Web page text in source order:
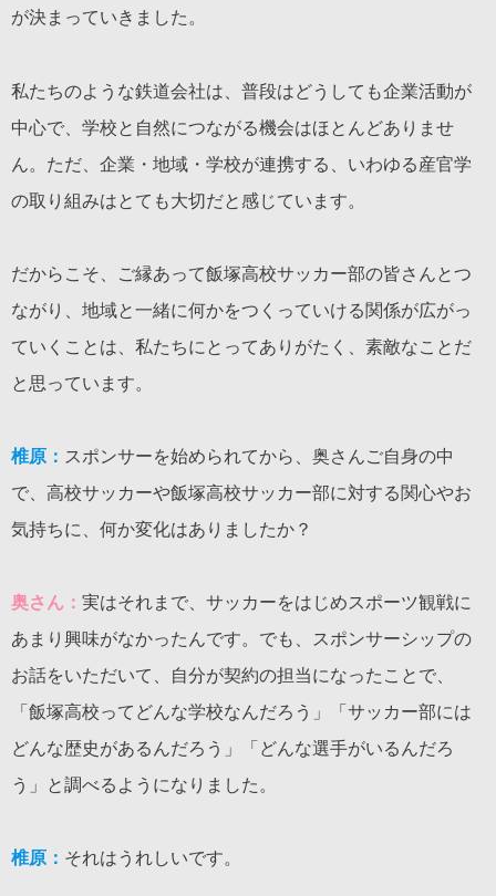
が決まっていきました。
私たちのような鉄道会社は、普段はどうしても企業活動が
中心で、学校と自然につながる機会はほとんどありませ
ん。ただ、企業・地域・学校が連携する、いわゆる産官学
の取り組みはとても大切だと感じています。
だからこそ、ご縁あって飯塚高校サッカー部の皆さんとつ
ながり、地域と一緒に何かをつくっていける関係が広がっ
ていくことは、私たちにとってありがたく、素敵なことだ
と思っています。
椎原： スポンサーを始められてから、奥さんご自身の中
で、高校サッカーや飯塚高校サッカー部に対する関心やお
気持ちに、何か変化はありましたか？
奥さん： 実はそれまで、サッカーをはじめスポーツ観戦に
あまり興味がなかったんです。でも、スポンサーシップの
お話をいただいて、自分が契約の担当になったことで、
「飯塚高校ってどんな学校なんだろう」「サッカー部には
どんな歴史があるんだろう」「どんな選手がいるんだろ
う」と調べるようになりました。
椎原： それはうれしいです。